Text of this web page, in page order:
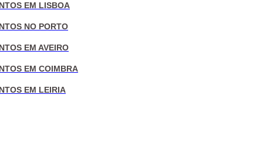
EM LISBOA
NO PORTO
EM AVEIRO
EM COIMBRA
EM LEIRIA